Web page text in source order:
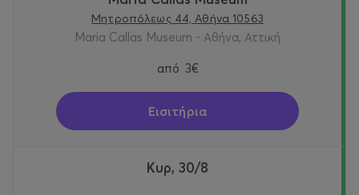
Μητροπόλεως 44, Αθήνα 10563
Maria Callas Museum - Αθήνα, Αττική
από 3€
Εισιτήρια
Κυρ, 30/8